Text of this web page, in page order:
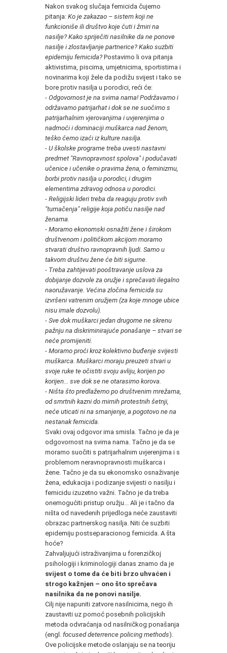
Nakon svakog slučaja femicida čujemo
pitanja: Ko je zakazao – sistem koji ne
funkcioniše ili društvo koje ćuti i žmiri na
nasilje? Kako spriječiti nasilnike da ne ponove
nasilje i zlostavljanje partnerice? Kako suzbiti
epidemiju femicida? Postavimo li ova pitanja
aktivistima, piscima, umjetnicima, sportistima i
novinarima koji žele da podižu svijest i tako se
bore protiv nasilja u porodici, reći će:
- Odgovornost je na svima nama! Podržavamo i
održavamo patrijarhat i dok se ne suočimo s
patrijarhalnim vjerovanjima i uvjerenjima o
nadmoći i dominaciji muškarca nad ženom,
teško ćemo izaći iz kulture nasilja.
- U školske programe treba uvesti nastavni
predmet "Ravnopravnost spolova" i podučavati
učenice i učenike o pravima žena, o feminizmu,
borbi protiv nasilja u porodici, i drugim
elementima zdravog odnosa u porodici.
- Religijski lideri treba da reaguju protiv svih
"tumačenja" religije koja potiču nasilje nad
ženama.
- Moramo ekonomski osnažiti žene i širokom
društvenom i političkom akcijom moramo
stvarati društvo ravnopravnih ljudi. Samo u
takvom društvu žene će biti sigurne.
- Treba zahtijevati pooštravanje uslova za
dobijanje dozvole za oružje i sprečavati ilegalno
naoružavanje. Većina zločina femicida su
izvršeni vatrenim oružjem (za koje mnoge ubice
nisu imale dozvolu).
- Sve dok muškarci jedan drugome ne skrenu
pažnju na diskriminirajuće ponašanje – stvari se
neće promijeniti.
- Moramo proći kroz kolektivno buđenje svijesti
muškarca. Muškarci moraju preuzeti stvari u
svoje ruke te očistiti svoju avliju, korijen po
korijen... sve dok se ne otarasimo korova.
- Ništa što predlažemo po društvenim mrežama,
od smrtnih kazni do mirnih protestnih šetnji,
neće uticati ni na smanjenje, a pogotovo ne na
nestanak femicida.
Svaki ovaj odgovor ima smisla. Tačno je da je
odgovornost na svima nama. Tačno je da se
moramo suočiti s patrijarhalnim uvjerenjima i s
problemom neravnopravnosti muškarca i
žene. Tačno je da su ekonomsko osnaživanje
žena, edukacija i podizanje svijesti o nasilju i
femicidu izuzetno važni. Tačno je da treba
onemogućiti pristup oružju... Ali je i tačno da
ništa od navedenih prijedloga neće zaustaviti
obrazac partnerskog nasilja. Niti će suzbiti
epidemiju postseparacionog femicida. A šta
hoće?
Zahvaljujući istraživanjima u forenzičkoj
psihologiji i kriminologiji danas znamo da je
svijest o tome da će biti brzo uhvaćen i
strogo kažnjen – ono što sprečava
nasilnika da ne ponovi nasilje.
Cilj nije napuniti zatvore nasilnicima, nego ih
zaustaviti uz pomoć posebnih policijskih
metoda odvraćanja od nasilničkog ponašanja
(engl. focused deterrence policing methods).
Ove policijske metode oslanjaju se na teoriju